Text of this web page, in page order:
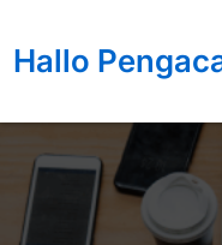
konten
Hallo